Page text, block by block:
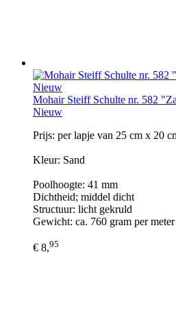
Mohair Steiff Schulte nr. 582
Nieuw
Prijs: per lapje van 25 cm x 20
Kleur: Sand
Poolhoogte: 41 mm
Dichtheid; middel dicht
Structuur: licht gekruld
Gewicht: ca. 760 gram per meter
€ 8,95